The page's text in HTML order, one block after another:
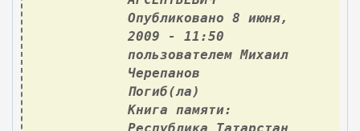
Опубликовано 8 июня,
2009 - 11:50
пользователем Михаил
Черепанов
Погиб(ла)
Книга памяти: